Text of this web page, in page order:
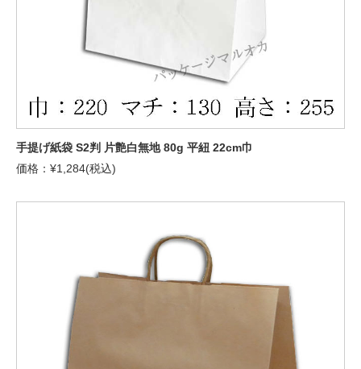
手提げ紙袋 S2判 片艶白無地 80g 平紐 22cm巾
価格：¥1,284(税込)